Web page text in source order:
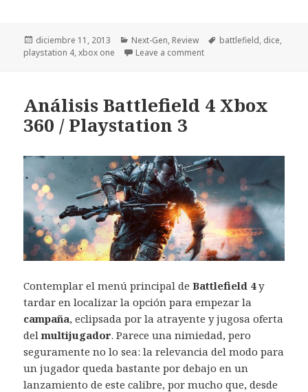
Publicado
el
diciembre 11, 2013 Categorías
Next-Gen, Review Etiquetas
battlefield, dice,
playstation 4,xbox one Leave a comment
Análisis Battlefield 4 Xbox
360 / Playstation 3
Contemplar el menú principal de Battlefield 4y
tardar en localizar la opción para empezar la
campaña, eclipsada por la atrayente y jugosa oferta
delmultijugador. Parece una nimiedad, pero
seguramente no lo sea: la relevancia del modo para
un jugador queda bastante por debajo en un
lanzamiento de este calibre, por mucho que, desde